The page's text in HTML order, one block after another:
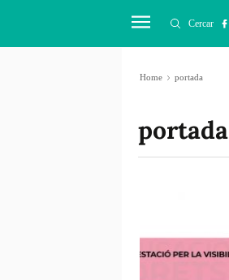
Cercar
Home portada
portada